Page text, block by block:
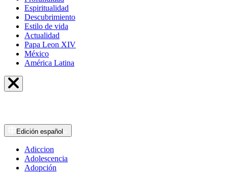
Espiritualidad
Descubrimiento
Estilo de vida
Actualidad
Papa Leon XIV
México
América Latina
Edición español
Adiccion
Adolescencia
Adopción